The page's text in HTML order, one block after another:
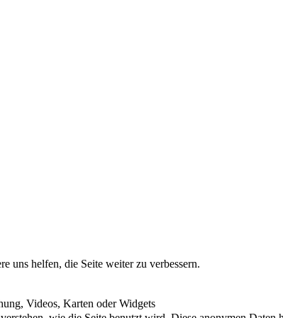
uns helfen, die Seite weiter zu verbessern.
Videos, Karten oder Widgets